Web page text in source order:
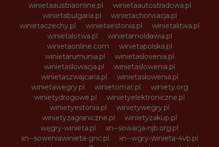
winietaaustriaonline.pl
winietaautostradowa.pl
winietabulgaria.pl
winietachorwacja.pl
winietaczechy.pl
winietaestonia.pl
winietalitwa.pl
winietalotwa.pl
winietamoldawia.pl
winietaonline.com
winietapolska.pl
winietarumunia.pl
winietaslovenia.pl
winietaslowacja.pl
winietaslowenia.pl
winietaszwajcaria.pl
winietasłowenia.pl
winietawegry.pl
winietomat.pl
winiety.org
winietydrogowe.pl
winietyelektroniczne.pl
winietyestonia.pl
winietywegry.pl
winietyzagraniczne.pl
winietyzakup.pl
węgry-winieta.pl
xn--sowacja-njb.org.pl
xn--soweniawinieta-gnc.pl
xn--wgry-winieta-4vb.pl